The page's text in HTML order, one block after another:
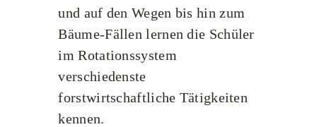
und auf den Wegen bis hin zum
Bäume-Fällen lernen die Schüler
im Rotationssystem
verschiedenste
forstwirtschaftliche Tätigkeiten
kennen.